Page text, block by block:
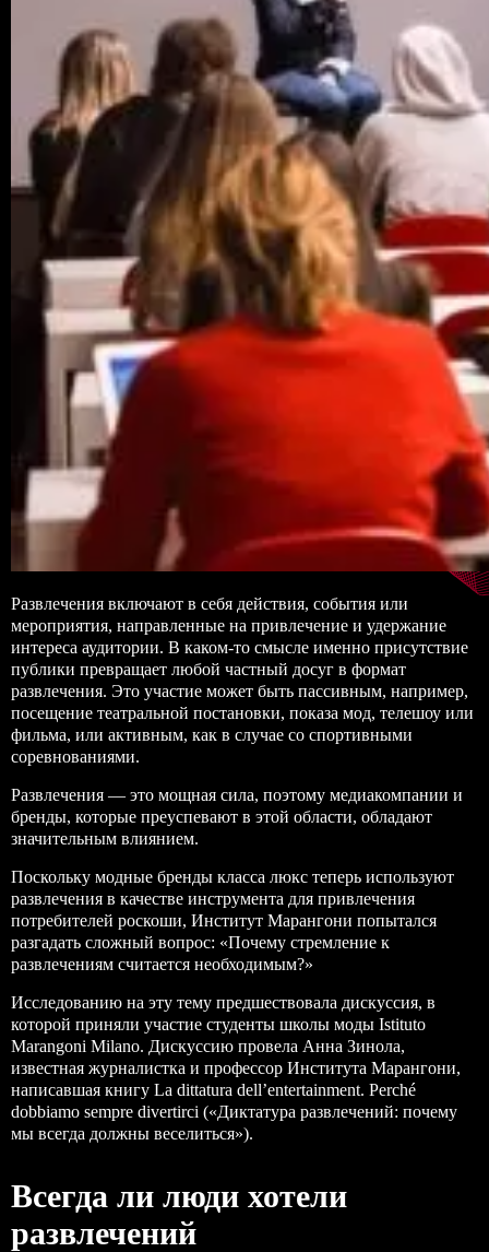
Развлечения включают в себя действия, события или
мероприятия, направленные на привлечение и удержание
интереса аудитории. В каком-то смысле именно присутствие
публики превращает любой частный досуг в формат
развлечения. Это участие может быть пассивным, например,
посещение театральной постановки, показа мод, телешоу или
фильма, или активным, как в случае со спортивными
соревнованиями.
Развлечения — это мощная сила, поэтому медиакомпании и
бренды, которые преуспевают в этой области, обладают
значительным влиянием.
Поскольку модные бренды класса люкс теперь используют
развлечения в качестве инструмента для привлечения
потребителей роскоши, Институт Марангони попытался
разгадать сложный вопрос: «Почему стремление к
развлечениям считается необходимым?»
Исследованию на эту тему предшествовала дискуссия, в
которой приняли участие студенты школы моды Istituto
Marangoni Milano. Дискуссию провела Анна Зинола,
известная журналистка и профессор Института Марангони,
написавшая книгу La dittatura dell’entertainment. Perché
dobbiamo sempre divertirci («Диктатура развлечений: почему
мы всегда должны веселиться»).
Всегда ли люди хотели
развлечений